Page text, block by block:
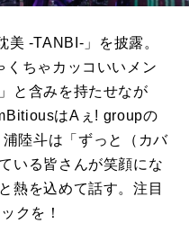
-TANBI-」を披露。
くちゃカッコいいメン
と含みを持たせなが
はAぇ! groupの
陸斗は「ずっと（カバ
いる皆さんが笑顔にな
熱を込めて話す。注目
クを！